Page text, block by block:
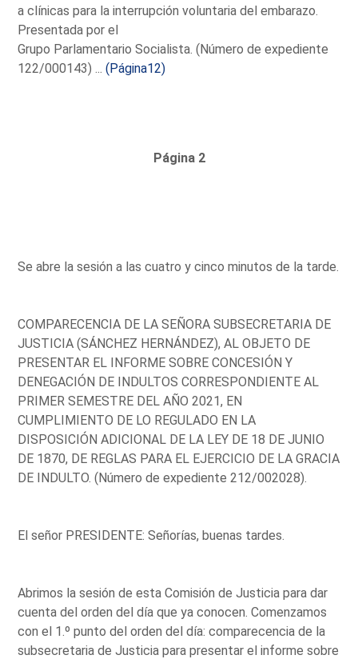
a clínicas para la interrupción voluntaria del embarazo.
Presentada por el
Grupo Parlamentario Socialista. (Número de expediente
122/000143) ...(Página12)
Página 2
Se abre la sesión a las cuatro y cinco minutos de la tarde.
COMPARECENCIA DE LA SEÑORA SUBSECRETARIA DE
JUSTICIA (SÁNCHEZ HERNÁNDEZ), AL OBJETO DE
PRESENTAR EL INFORME SOBRE CONCESIÓN Y
DENEGACIÓN DE INDULTOS CORRESPONDIENTE AL
PRIMER SEMESTRE DEL AÑO 2021, EN
CUMPLIMIENTO DE LO REGULADO EN LA
DISPOSICIÓN ADICIONAL DE LA LEY DE 18 DE JUNIO
DE 1870, DE REGLAS PARA EL EJERCICIO DE LA GRACIA
DE INDULTO. (Número de expediente 212/002028).
El señor PRESIDENTE: Señorías, buenas tardes.
Abrimos la sesión de esta Comisión de Justicia para dar
cuenta del orden del día que ya conocen. Comenzamos
con el 1.º punto del orden del día: comparecencia de la
subsecretaria de Justicia para presentar el informe sobre